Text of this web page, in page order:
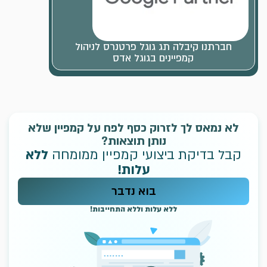
חברתנו קיבלה תג גוגל פרטנרס לניהול
קמפיינים בגוגל אדס
לא נמאס לך לזרוק כסף לפח על קמפיין שלא
נותן תוצאות?
קבל בדיקת ביצועי קמפיין ממומחה ללא
עלות!
בוא נדבר
ללא עלות וללא התחייבות!